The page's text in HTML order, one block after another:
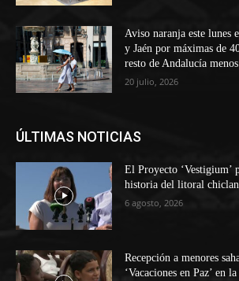
Aviso naranja este lunes
y Jaén por máximas de
resto de Andalucía
20 julio, 2026
ÚLTIMAS NOTICIAS
El Proyecto ‘Vestigium’
historia del litoral
6 agosto, 2026
Recepción a menores
‘Vacaciones en Paz’ en